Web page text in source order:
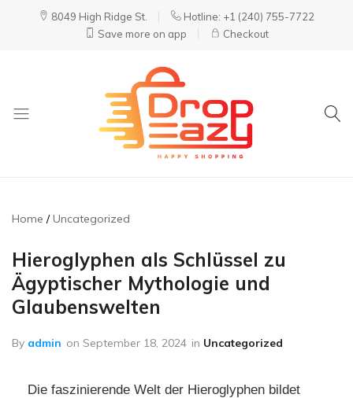
8049 High Ridge St.
Hotline: +1 (240) 755-7722
Save more on app
Checkout
Home Uncategorized
Hieroglyphen als Schlüssel zu
Ägyptischer Mythologie und
Glaubenswelten
By admin on September 18, 2024 in Uncategorized
Die faszinierende Welt der Hieroglyphen bildet